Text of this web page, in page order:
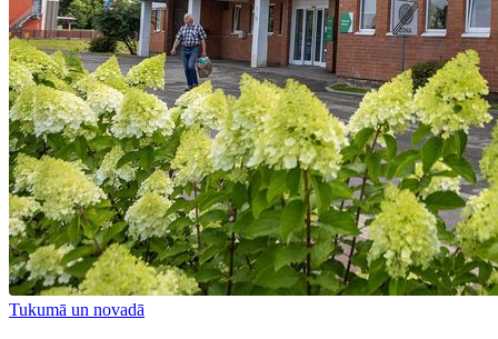
Tukumā un novadā